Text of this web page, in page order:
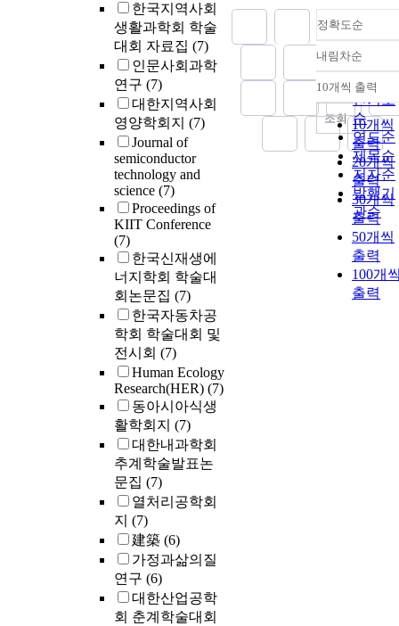
한국지역사회
생활과학회 학술
대회 자료집 (7)
인문사회과학
연구 (7)
대한지역사회
영양학회지 (7)
Journal of
semiconductor
technology and
science (7)
Proceedings of
KIIT Conference
(7)
한국신재생에
너지학회 학술대
회논문집 (7)
한국자동차공
학회 학술대회 및
전시회 (7)
Human Ecology
Research(HER) (7)
동아시아식생
활학회지 (7)
대한내과학회
추계학술발표논
문집 (7)
열처리공학회
지 (7)
建築 (6)
가정과삶의질
연구 (6)
대한산업공학
회 춘계학술대회
정확도순
정확도
순
인기도
순
연도순
제목순
저자순
발행기
관순
내림차순
내림차
10개씩 출력
10개씩
출력
20개씩
출력
30개씩
출력
50개씩
출력
100개
출력
조회